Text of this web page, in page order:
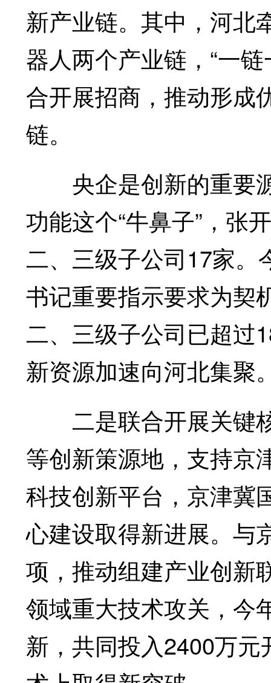
新产业链。其中，河北
器人两个产业链，“一
合开展招商，推动形成
链。
央企是创新的重要
功能这个“牛鼻子”，张
二、三级子公司17家。
书记重要指示要求为契
二、三级子公司已超过
新资源加速向河北集聚
二是联合开展关键
等创新策源地，支持京
科技创新平台，京津冀
心建设取得新进展。与
项，推动组建产业创新
领域重大技术攻关，今
新，共同投入2400万